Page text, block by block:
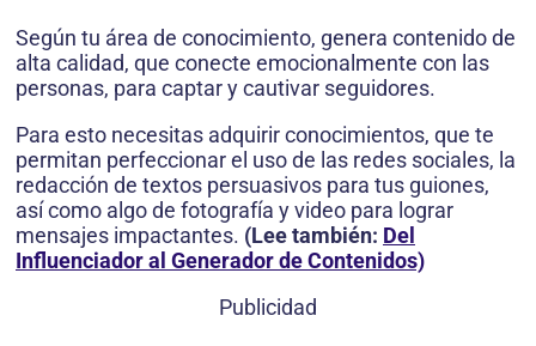
Según tu área de conocimiento, genera contenido de
alta calidad, que conecte emocionalmente con las
personas, para captar y cautivar seguidores.
Para esto necesitas adquirir conocimientos, que te
permitan perfeccionar el uso de las redes sociales, la
redacción de textos persuasivos para tus guiones,
así como algo de fotografía y video para lograr
mensajes impactantes. (Lee también: Del
Influenciador al Generador de Contenidos)
Publicidad